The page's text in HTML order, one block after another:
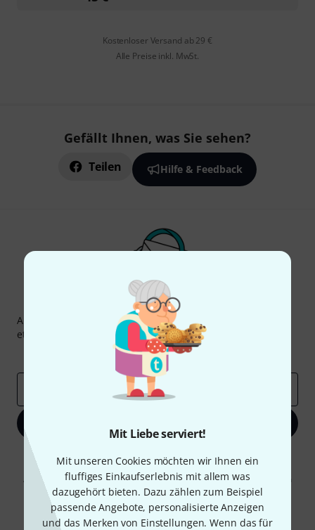
Mit Liebe serviert!
Mit unseren Cookies möchten wir Ihnen ein
fluffiges Einkaufserlebnis mit allem was
dazugehört bieten. Dazu zählen zum Beispiel
passende Angebote, personalisierte Anzeigen
und das Merken von Einstellungen. Wenn das für
Kostenloser Versand ab 29 €
Alle Preise inkl. MwSt.
Gefällt Ihnen, was Sie sehen?
Teilen Hilfe & Feedback
Thomann Newsletter
Abonniere den Thomann Newsletter und gewinne mit
etwas Glück einen von
50 Gutscheinenüber jeweils
Inspirierende Beiträge
Deals
Mit Klick auf „Jetzt anmelden“ stimmen Sie dem Erhalt von E-Mail-
Werbung und einer Messung des E-Mail-Nutzungsverhaltens zu. Die
Abmeldung ist jederzeit möglich. Weitere Informationen finden Sie in
unserenDatenschutzhinweisen.
* Pflichtfeld